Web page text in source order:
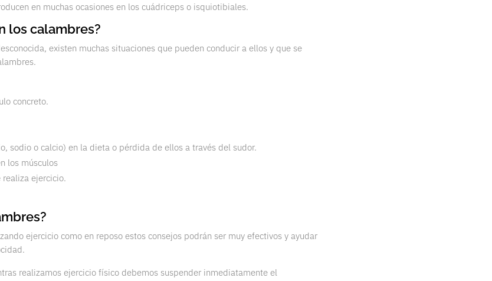
en muchas ocasiones en los cuádriceps o isquiotibiales.
los calambres?
existen muchas situaciones que pueden conducir a ellos y que se
concreto.
sodio o calcio) en la dieta o pérdida de ellos a través del sudor.
los músculos
ejercicio.
ejercicio como en reposo estos consejos podrán ser muy efectivos y ayudar
realizamos ejercicio físico debemos suspender inmediatamente el